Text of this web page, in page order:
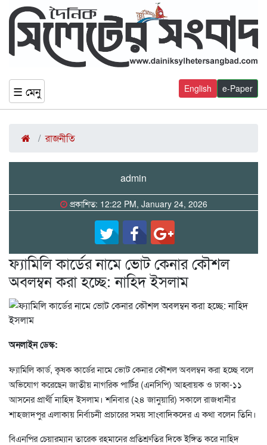
☰ মেনু e-Paper
English
রাজনীতি
admin
প্রকাশিত: 12:22 PM, January 24, 2026
ফ্যামিলি কার্ডের নামে ভোট কেনার কৌশল
অবলম্বন করা হচ্ছে: নাহিদ ইসলাম
অনলাইন ডেস্ক:
ফ্যামিলি কার্ড, কৃষক কার্ডের নামে ভোট কেনার কৌশল অবলম্বন করা হচ্ছে বলে
অভিযোগ করেছেন জাতীয় নাগরিক পার্টির (এনসিপি) আহ্বায়ক ও ঢাকা-১১
আসনের প্রার্থী নাহিদ ইসলাম। শনিবার (২৪ জানুয়ারি) সকালে রাজধানীর
শাহজাদপুর এলাকায় নির্বাচনী প্রচারের সময় সাংবাদিকদের এ কথা বলেন তিনি।
বিএনপির চেয়ারম্যান তারেক রহমানের প্রতিশ্রুতির দিকে ইঙ্গিত করে নাহিদ